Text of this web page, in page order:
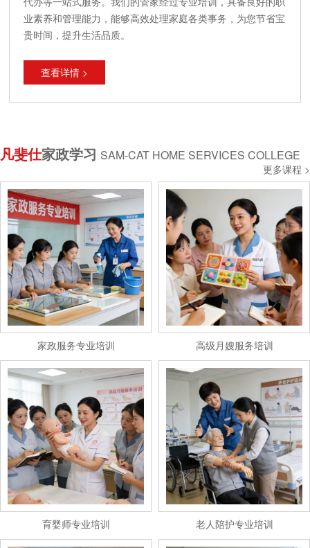
业素养和管理能力，能够高效处理家庭各类事务，为您节省宝
贵时间，提升生活品质。
查看详情 >
凡斐仕家政学习 SAM-CAT HOME SERVICES COLLEGE
更多课程 >
家政服务专业培训 高级月嫂服务培训
育婴师专业培训 老人陪护专业培训